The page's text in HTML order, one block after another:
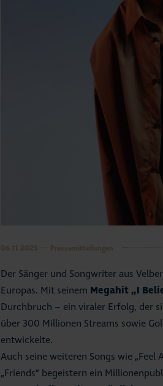
Der Sänger und Songwriter aus
Europas. Mit seinem Megahit „I
Durchbruch – ein viraler Erfolg, der
über 300 Millionen Streams sowie
entwickelte.
Auch seine weiteren Songs wie „Feel
„Friends“ begeistern ein